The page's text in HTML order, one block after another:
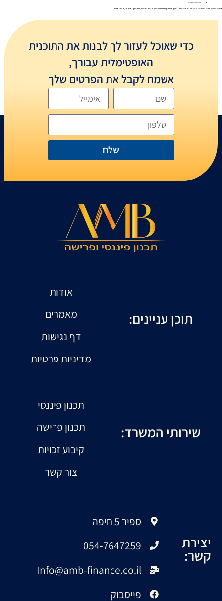
ניתוח תיקי ביטוח
אם הגעת עד לכאן – כנראה שזה זמן טוב להתחיל לתכנן. אני כאן כדי ללוות אותך בצעד הראשון, בביטחון, באחריות, וביחס אישי.
כדי שאוכל לעזור לך לבנות את התוכנית
האופטימלית עבורך,
אשמח לקבל את הפרטים שלך
שלח
אודות
מאמרים
דף נגישות
מדיניות פרטיות
תוכן עניינים:
תכנון פיננסי
תכנון פרישה
קיבוע זכויות
צור קשר
שירותי המשרד:
ספיר 5 חיפה
054-7647259
Info@amb-finance.co.il
פייסבוק
יצירת
קשר: